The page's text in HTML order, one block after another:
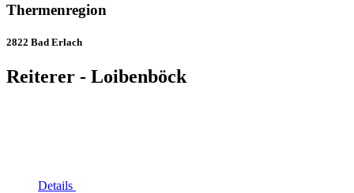
Thermenregion
2822 Bad Erlach
Reiterer - Loibenböck
Details